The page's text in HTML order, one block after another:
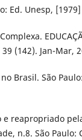
Ed. Unesp,
39 (142). Jan-Mar,
Brasil. São
e reapropriado
n.8. São Paulo: